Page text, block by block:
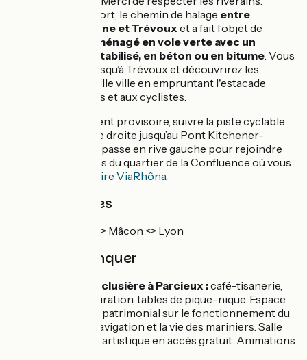
Pour plus de confort, le chemin de halage entre
Neuville-sur-Saône et Trévoux et a fait l’objet de
aménagé en voie verte avec un
revêtement en stabilisé, en béton ou en bitume. Vous
longez la Saône jusqu’à Trévoux et découvrirez les
remparts de la vieille ville en empruntant l'estacade
dédiée aux piétons et aux cyclistes.
À Lyon, jalonnement provisoire, suivre la piste cyclable
en site propre rive droite jusqu’au Pont Kitchener-
Marchand, où l’on passe en rive gauche pour rejoindre
les quais aménagés du quartier de la Confluence où vous
l'itinéraire ViaRhôna.
Trains et gares
Ligne TER Dijon <> Mâcon <> Lyon
À ne pas manquer
La Maison Eclusière à Parcieux :café-tisanerie,
petite restauration, tables de pique-nique. Espace
d’exposition patrimonial sur le fonctionnement du
barrage, la navigation et la vie des mariniers. Salle
d’exposition artistique en accès gratuit. Animations